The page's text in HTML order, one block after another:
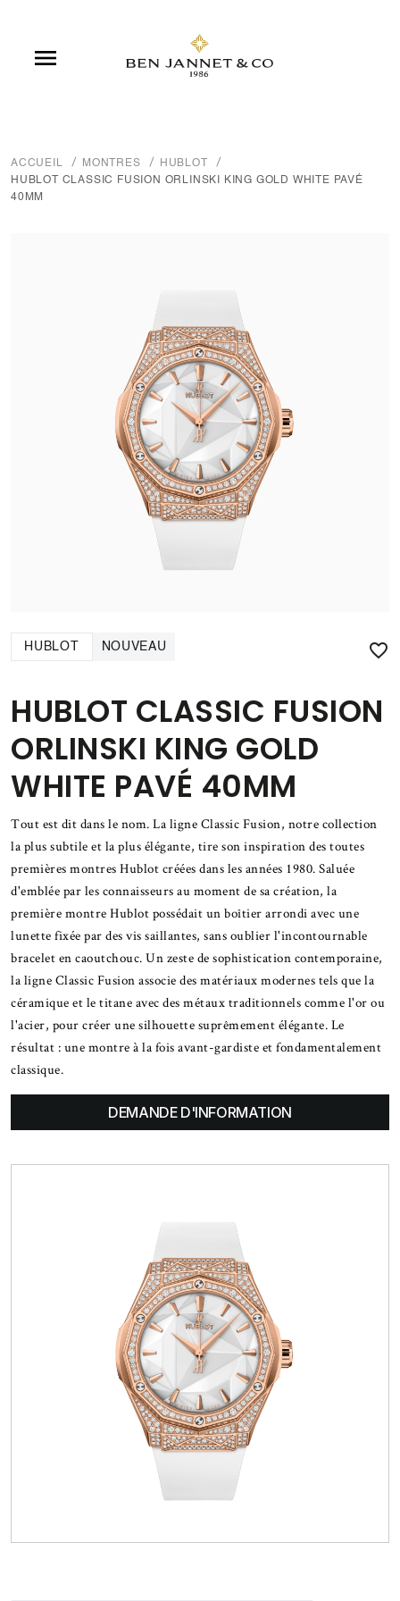

ACCUEIL MONTRES
HUBLOT
HUBLOT CLASSIC FUSION ORLINSKI KING GOLD WHITE PAVÉ
40MM
HUBLOT NOUVEAU 
HUBLOT CLASSIC FUSION
ORLINSKI KING GOLD
WHITE PAVÉ 40MM
Tout est dit dans le nom. La ligne Classic Fusion, notre collection
la plus subtile et la plus élégante, tire son inspiration des toutes
premières montres Hublot créées dans les années 1980. Saluée
d'emblée par les connaisseurs au moment de sa création, la
première montre Hublot possédait un boîtier arrondi avec une
lunette fixée par des vis saillantes, sans oublier l'incontournable
bracelet en caoutchouc. Un zeste de sophistication contemporaine,
la ligne Classic Fusion associe des matériaux modernes tels que la
céramique et le titane avec des métaux traditionnels comme l'or ou
l'acier, pour créer une silhouette suprêmement élégante. Le
résultat : une montre à la fois avant-gardiste et fondamentalement
classique.
DEMANDE D'INFORMATION